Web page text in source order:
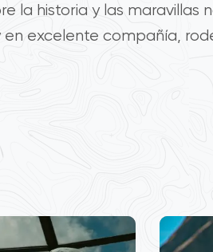
la historia y las maravillas
excelente compañía,